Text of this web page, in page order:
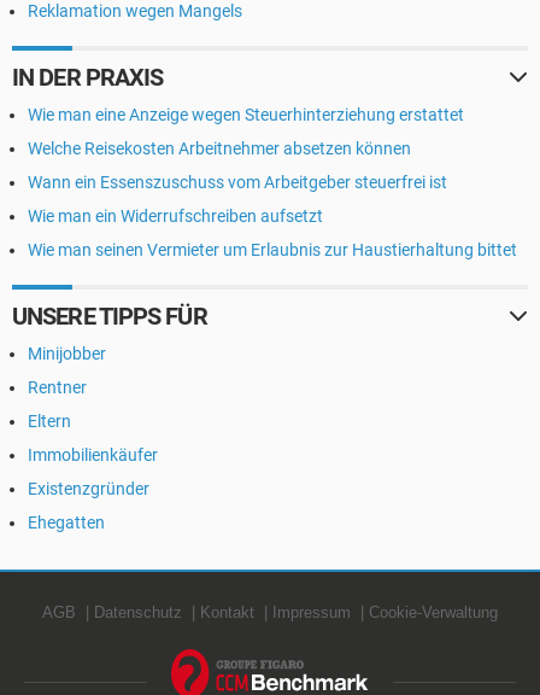
Reklamation wegen Mangels
IN DER PRAXIS
Wie man eine Anzeige wegen Steuerhinterziehung erstattet
Welche Reisekosten Arbeitnehmer absetzen können
Wann ein Essenszuschuss vom Arbeitgeber steuerfrei ist
Wie man ein Widerrufschreiben aufsetzt
Wie man seinen Vermieter um Erlaubnis zur Haustierhaltung bittet
UNSERE TIPPS FÜR
Minijobber
Rentner
Eltern
Immobilienkäufer
Existenzgründer
Ehegatten
AGB Datenschutz Kontakt Impressum Cookie-Verwaltung